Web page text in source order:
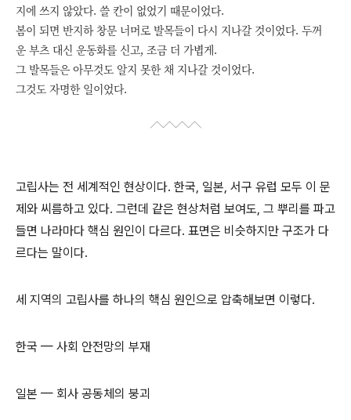
지에 쓰지 않았다. 쓸 칸이 없었기 때문이었다.
봄이 되면 반지하 창문 너머로 발목들이 다시 지나갈 것이었다. 두꺼
운 부츠 대신 운동화를 신고, 조금 더 가볍게.
그 발목들은 아무것도 알지 못한 채 지나갈 것이었다.
그것도 자명한 일이었다.
고립사는 전 세계적인 현상이다. 한국, 일본, 서구 유럽 모두 이 문
제와 씨름하고 있다. 그런데 같은 현상처럼 보여도, 그 뿌리를 파고
들면 나라마다 핵심 원인이 다르다. 표면은 비슷하지만 구조가 다
르다는 말이다.
세 지역의 고립사를 하나의 핵심 원인으로 압축해보면 이렇다.
한국 — 사회 안전망의 부재
일본 — 회사 공동체의 붕괴